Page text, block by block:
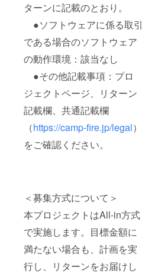
ターンに記載のとおり。
●ソフトウェアに係る取引
である場合のソフトウェア
の動作環境：該当なし
●その他記載事項：プロ
ジェクトページ、リターン
記載欄、共通記載欄
（https://camp-fire.jp/legal）
をご確認ください。
＜募集方式について＞
本プロジェクトはAll-in方式
で実施します。目標金額に
満たない場合も、計画を実
行し、リターンをお届けし